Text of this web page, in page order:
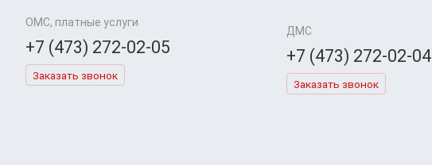
ОМС, платные услуги
+7 (473) 272-02-05
Заказать звонок
ДМС
+7 (473) 272-02-04
Заказать звонок